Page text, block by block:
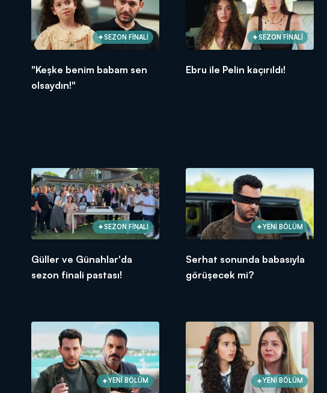
SEZON FİNALİ
"Keşke benim babam sen
olsaydın!"
SEZON FİNALİ
Ebru ile Pelin kaçırıldı!
SEZON FİNALİ
Güller ve Günahlar'da
sezon finali pastası!
YENİ BÖLÜM
Serhat sonunda babasıyla
görüşecek mi?
YENİ BÖLÜM YENİ BÖLÜM